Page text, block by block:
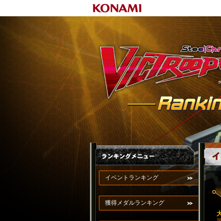
イベントランキング
獲得メダルランキング